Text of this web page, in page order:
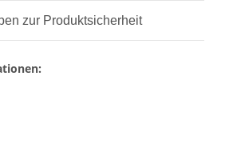
zur Produktsicherheit